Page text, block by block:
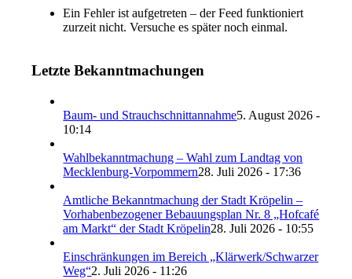
Ein Fehler ist aufgetreten – der Feed funktioniert
zurzeit nicht. Versuche es später noch einmal.
Letzte Bekanntmachungen
Baum- und Strauchschnittannahme5. August 2026 -
10:14
Wahlbekanntmachung – Wahl zum Landtag von
Mecklenburg-Vorpommern28. Juli 2026 - 17:36
Amtliche Bekanntmachung der Stadt Kröpelin –
Vorhabenbezogener Bebauungsplan Nr. 8 „Hofcafé
am Markt“ der Stadt Kröpelin28. Juli 2026 - 10:55
Einschränkungen im Bereich „Klärwerk/Schwarzer
Weg“2. Juli 2026 - 11:26